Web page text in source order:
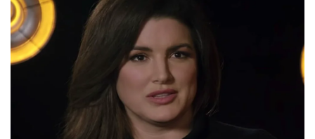
ലോക ക്രിക്കറ്റിലെ ഇന്നത്തെ ‘ഹിറ്റ്മാൻ’ രോഹിത്
ശർമ്മയെ സൃഷ്ടിച്ചത്.
Tags: MS Dhoni rohit sharma